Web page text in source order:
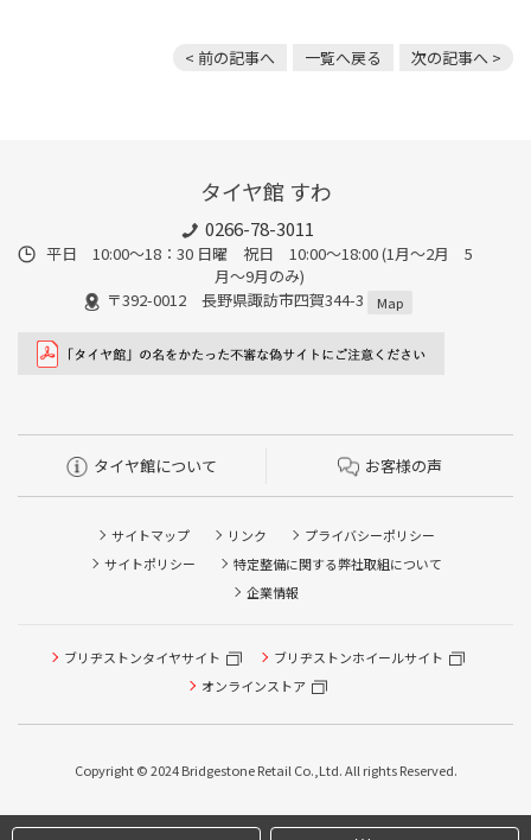
< 前の記事へ 一覧へ戻る 次の記事へ >
タイヤ館 すわ
0266-78-3011
平日 10:00〜18：30 日曜 祝日 10:00〜18:00 (1月〜2月 5
月〜9月のみ)
〒392-0012 長野県諏訪市四賀344-3
Map
タイヤ館について お客様の声
サイトマップ リンク
プライバシーポリシー
サイトポリシー
特定整備に関する弊社取組について
企業情報
ブリヂストンタイヤサイト
ブリヂストンホイールサイト
オンラインストア
Copyright © 2024 Bridgestone Retail Co.,Ltd. All rights Reserved.
クローク契約会員専用タイヤ履き替え※タイヤ履き替えを